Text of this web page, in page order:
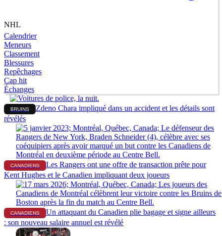
NHL
Calendrier
Meneurs
Classement
Blessures
Repêchages
Cap hit
Échanges
BRUINS
Zdeno Chara impliqué dans un accident et les détails sont
révélés
CANADIENS
Les Rangers ont une offre de transaction prête pour
Kent Hughes et le Canadien impliquant deux joueurs
CANADIENS
Un attaquant du Canadien plie bagage et signe ailleurs
: son nouveau salaire annuel est révélé